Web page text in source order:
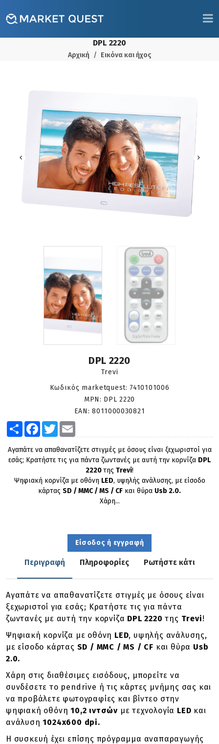
DPL 2220
Αρχική Εικόνα και ήχος
DPL 2220
Trevi
Κωδικός marketquest: 7410101006
MPN: DPL 2220
EAN:8011000030821
Share Facebook
Twitter
Αγαπάτε να απαθανατίζετε στιγμές με όσους είναι ξεχωριστοί για
εσάς; Κρατήστε τις για πάντα ζωντανές με αυτή την κορνίζα DPL
2220της Trevi!
Ψηφιακή κορνίζα με οθόνη LED, υψηλής ανάλυσης, με είσοδο
κάρτας SD / MMC / MS / CF και θύρα Usb 2.0.
Χάρη...
Είσοδος ή εγγραφή
Περιγραφή Πληροφορίες Ρωτήστε κάτι
Αγαπάτε να απαθανατίζετε στιγμές με όσους είναι
ξεχωριστοί για εσάς; Κρατήστε τις για πάντα
ζωντανές με αυτή την κορνίζα DPL 2220της Trevi!
Ψηφιακή κορνίζα με οθόνη LED, υψηλής ανάλυσης,
με είσοδο κάρτας SD / MMC / MS / CF και θύρα Usb
2.0.
Χάρη στις διαθέσιμες εισόδους, μπορείτε να
συνδέσετε το pendrive ή τις κάρτες μνήμης σας και
να προβάλετε φωτογραφίες και βίντεο στην
ψηφιακή οθόνη10,2 ιντσών με τεχνολογία LED και
ανάλυση1024x600 dpi.
Η συσκευή έχει επίσης πρόγραμμα αναπαραγωγής